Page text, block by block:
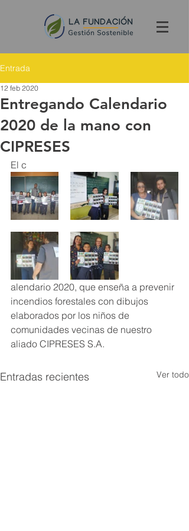
Entrada
Entregando Calendario
2020 de la mano con
CIPRESES
12 feb 2020
El c
alendario 2020, que enseña a prevenir
incendios forestales con dibujos
elaborados por los niños de
comunidades vecinas de nuestro
aliado CIPRESES S.A.
Entradas recientes Ver todo